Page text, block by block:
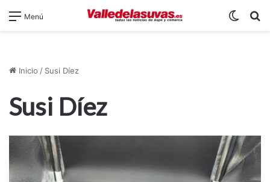
Menú
Inicio / Susi Díez
Susi Díez